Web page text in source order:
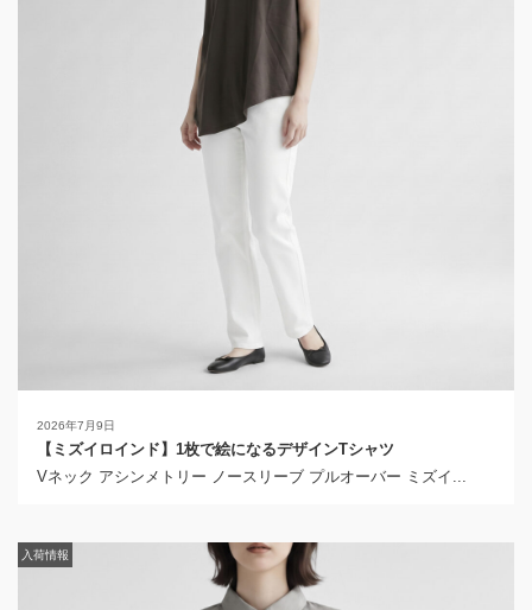
2026年7月9日
【ミズイロインド】1枚で絵になるデザインTシャツ
Vネック アシンメトリー ノースリーブ プルオーバー ミズイ...
入荷情報